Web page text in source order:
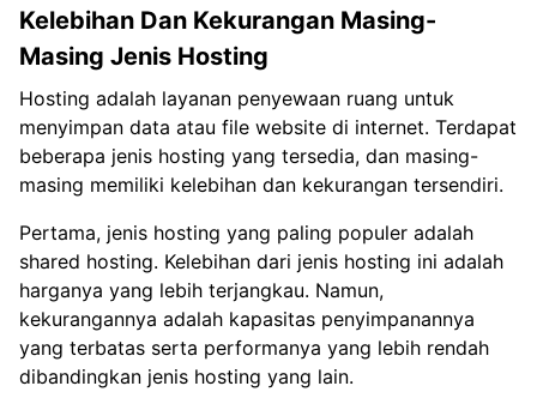
Kelebihan Dan Kekurangan Masing-
Masing Jenis Hosting
Hosting adalah layanan penyewaan ruang untuk
menyimpan data atau file website di internet. Terdapat
beberapa jenis hosting yang tersedia, dan masing-
masing memiliki kelebihan dan kekurangan tersendiri.
Pertama, jenis hosting yang paling populer adalah
shared hosting. Kelebihan dari jenis hosting ini adalah
harganya yang lebih terjangkau. Namun,
kekurangannya adalah kapasitas penyimpanannya
yang terbatas serta performanya yang lebih rendah
dibandingkan jenis hosting yang lain.